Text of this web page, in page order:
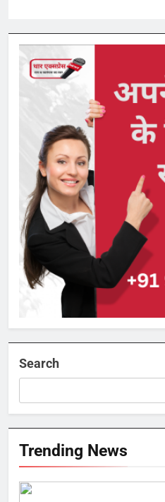
Search
Trending News